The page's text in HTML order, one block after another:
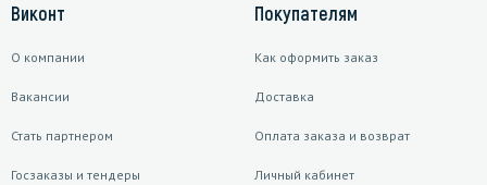
Виконт
О компании
Вакансии
Стать партнером
Госзаказы и тендеры
Покупателям
Как оформить заказ
Доставка
Оплата заказа и возврат
Личный кабинет